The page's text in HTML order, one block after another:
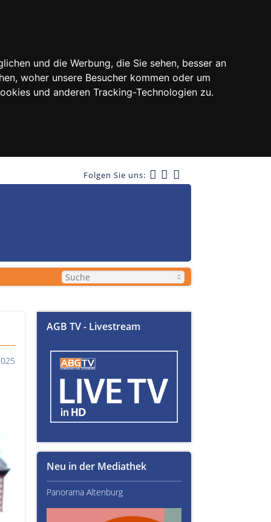
und die Werbung, die Sie sehen, besser an
woher unsere Besucher kommen oder um
und anderen Tracking-Technologien zu.
Folgen Sie uns:
AGB TV - Livestream
Neu in der Mediathek
Panorama Altenburg